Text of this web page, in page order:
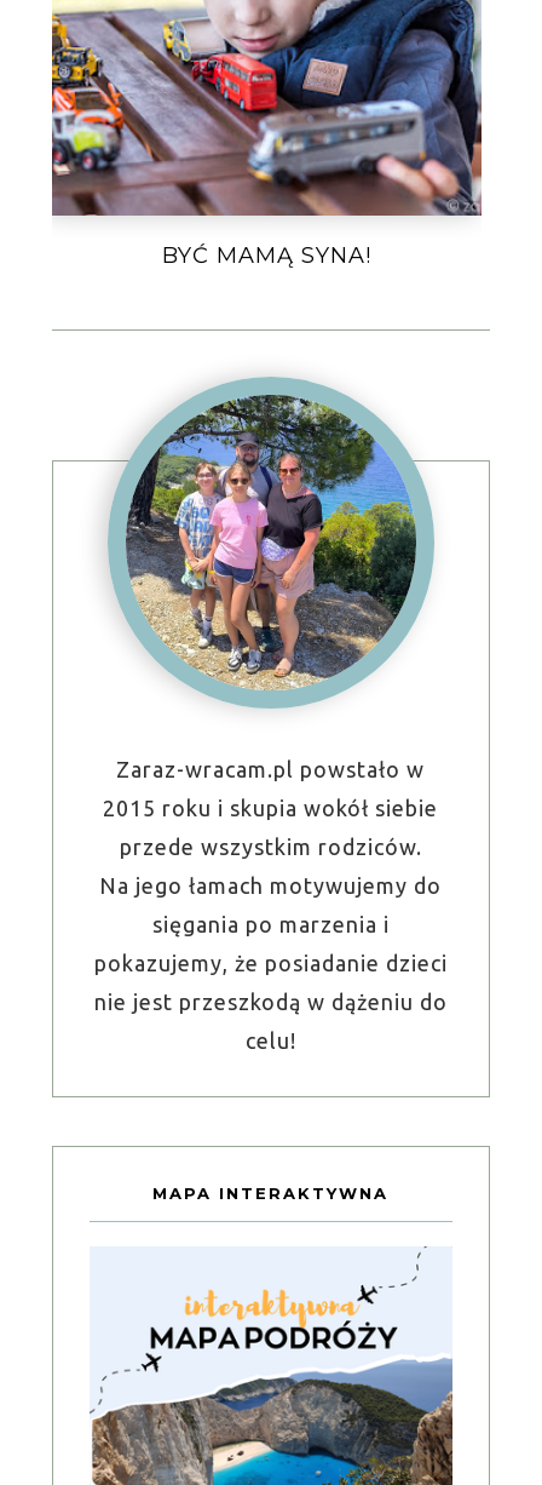
BYĆ MAMĄ SYNA!
Zaraz-wracam.pl powstało w
2015 roku i skupia wokół siebie
przede wszystkim rodziców.
Na jego łamach motywujemy do
sięgania po marzenia i
pokazujemy, że posiadanie dzieci
nie jest przeszkodą w dążeniu do
celu!
MAPA INTERAKTYWNA